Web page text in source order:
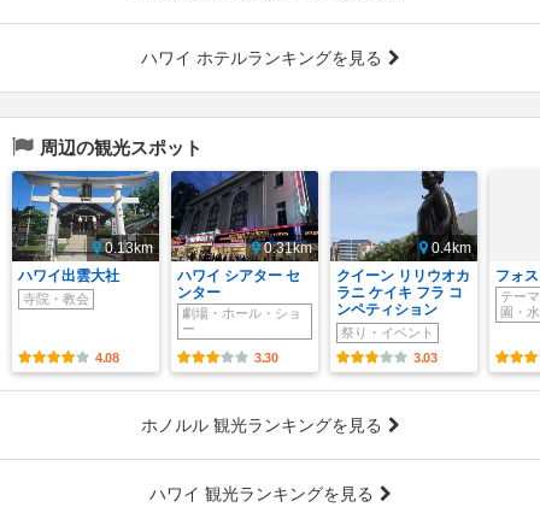
ハワイ ホテルランキングを見る
周辺の観光スポット
0.13km
ハワイ出雲大社
寺院・教会
4.08
0.31km
ハワイ シアター セ
ンター
劇場・ホール・ショ
ー
3.30
0.4km
クイーン リリウオカ
ラニ ケイキ フラ コ
ンペティション
祭り・イベント
3.03
フォ
テー
園・
ホノルル 観光ランキングを見る
ハワイ 観光ランキングを見る